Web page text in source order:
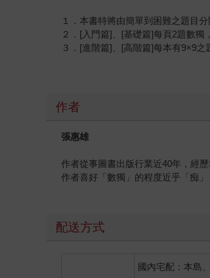
１．本書特將由簡單到困難之題目
２．[入門篇]、[基礎篇]每頁2題數獨
３．[進階篇]、[高階篇]每本有9×9之
作者
張惠雄
作者從事圖書出版行業近40年，經
作者喜好「數獨」的程度近乎「痴
配送方式
國內宅配：本島